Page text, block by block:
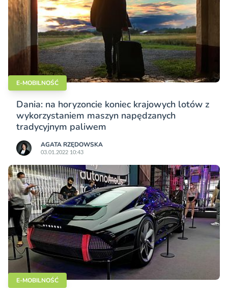
E-MOBILNOŚĆ
Dania: na horyzoncie koniec krajowych lotów z
wykorzystaniem maszyn napędzanych
tradycyjnym paliwem
AGATA RZĘDOWSKA
03.01.2022 10:43
E-MOBILNOŚĆ